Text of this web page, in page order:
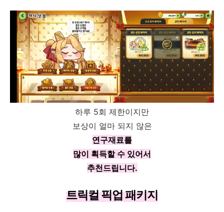
하루 5회 제한이지만
보상이 얼마 되지 않은
연구재료를
많이 획득할 수 있어서
추천드립니다.
트릭컬 픽업 패키지